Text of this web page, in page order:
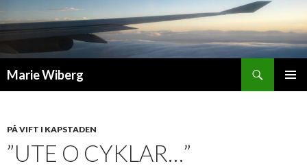
Marie Wiberg
PÅ VIFT I KAPSTADEN
”UTE O CYKLAR…”